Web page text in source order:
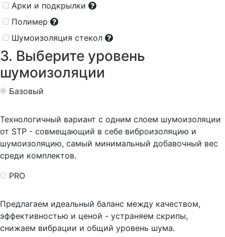
Арки и подкрылки
Полимер
Шумоизоляция стекол
3. Выберите уровень
шумоизоляции
Базовый
Технологичный вариант с одним слоем шумоизоляции
от STP - совмещающий в себе виброизоляцию и
шумоизоляцию, самый минимальный добавочный вес
среди комплектов.
PRO
Предлагаем идеальный баланс между качеством,
эффективностью и ценой - устраняем скрипы,
снижаем вибрации и общий уровень шума.